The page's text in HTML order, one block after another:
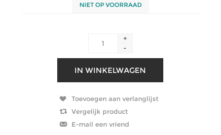
NIET OP VOORRAAD
+
-